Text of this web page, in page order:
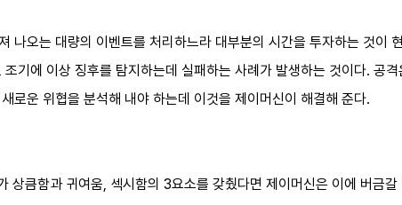
나오는 대량의 이벤트를 처리하느라 대부분의 시간을 투자하는 것이
기에 이상 징후를 탐지하는데 실패하는 사례가 발생하는 것이다. 공
로운 위협을 분석해 내야 하는데 이것을 제이머신이 해결해 준다.
상큼함과 귀여움, 섹시함의 3요소를 갖췄다면 제이머신은 이에 버금